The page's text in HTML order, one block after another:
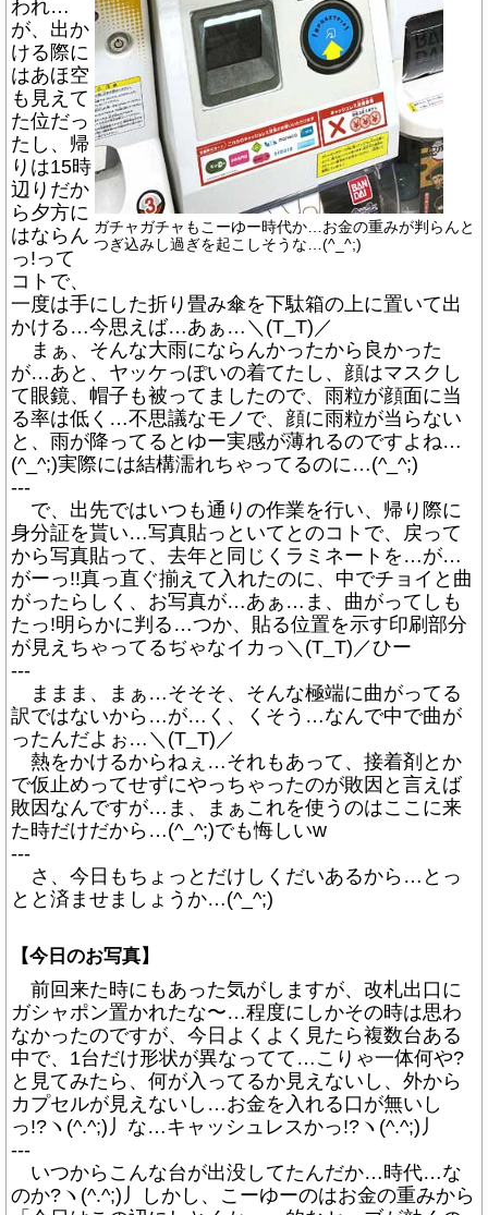
ガチャガチャもこーゆー時代か…お金の重みが判らんと
つぎ込みし過ぎを起こしそうな…(^_^;)
われ…
が、出か
ける際に
はあほ空
も見えて
た位だっ
たし、帰
りは15時
辺りだか
ら夕方に
はならん
っ!って
コトで、
一度は手にした折り畳み傘を下駄箱の上に置いて出
かける…今思えば…あぁ…＼(T_T)／
まぁ、そんな大雨にならんかったから良かった
が…あと、ヤッケっぽいの着てたし、顔はマスクし
て眼鏡、帽子も被ってましたので、雨粒が顔面に当
る率は低く…不思議なモノで、顔に雨粒が当らない
と、雨が降ってるとゆー実感が薄れるのですよね…
(^_^;)実際には結構濡れちゃってるのに…(^_^;)
---
で、出先ではいつも通りの作業を行い、帰り際に
身分証を貰い…写真貼っといてとのコトで、戻って
から写真貼って、去年と同じくラミネートを…が…
がーっ!!真っ直ぐ揃えて入れたのに、中でチョイと曲
がったらしく、お写真が…あぁ…ま、曲がってしも
たっ!明らかに判る…つか、貼る位置を示す印刷部分
が見えちゃってるぢゃなイカっ＼(T_T)／ひー
---
ままま、まぁ…そそそ、そんな極端に曲がってる
訳ではないから…が…く、くそう…なんで中で曲が
ったんだよぉ…＼(T_T)／
熱をかけるからねぇ…それもあって、接着剤とか
で仮止めってせずにやっちゃったのが敗因と言えば
敗因なんですが…ま、まぁこれを使うのはここに来
た時だけだから…(^_^;)でも悔しいw
---
さ、今日もちょっとだけしくだいあるから…とっ
とと済ませましょうか…(^_^;)
【今日のお写真】
前回来た時にもあった気がしますが、改札出口に
ガシャポン置かれたな〜…程度にしかその時は思わ
なかったのですが、今日よくよく見たら複数台ある
中で、1台だけ形状が異なってて…こりゃ一体何や?
と見てみたら、何が入ってるか見えないし、外から
カプセルが見えないし…お金を入れる口が無いし
っ!?ヽ(^.^;)丿な…キャッシュレスかっ!?ヽ(^.^;)丿
---
いつからこんな台が出没してたんだか…時代…な
のか?ヽ(^.^;)丿しかし、こーゆーのはお金の重みから